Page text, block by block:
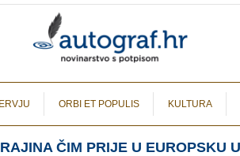
ORBI ET POPULIS KULTURA
ČIM PRIJE U EUROPSKU